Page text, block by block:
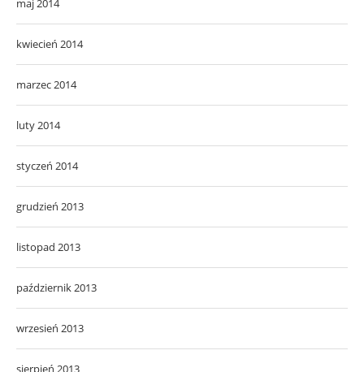
maj 2014
kwiecień 2014
marzec 2014
luty 2014
styczeń 2014
grudzień 2013
listopad 2013
październik 2013
wrzesień 2013
sierpień 2013